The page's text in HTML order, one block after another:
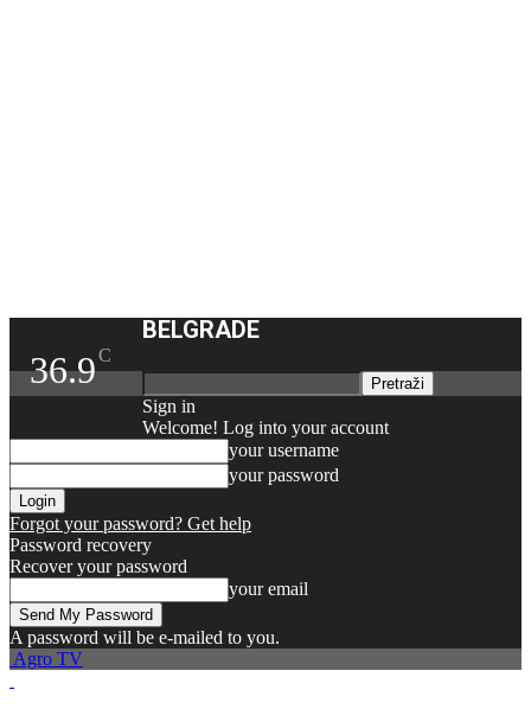
36.9C
BELGRADE
Sign in
Welcome! Log into your account
your username
your password
Forgot your password? Get help
Password recovery
Recover your password
your email
A password will be e-mailed to you.
Agro TV